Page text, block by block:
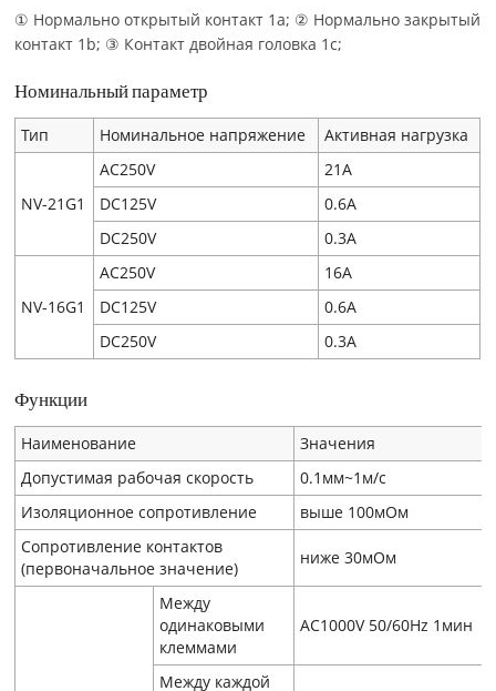
① Нормально открытый контакт 1a; ② Нормально закрытый
контакт 1b; ③ Контакт двойная головка 1c;
Номинальный параметр
Тип Номинальное напряжение Активная нагрузка
NV-21G1
AC250V
21A
DC125V
0.6A
DC250V
0.3A
NV-16G1
AC250V
16A
DC125V
0.6A
DC250V
0.3A
Функции
Наименование
Значения
Допустимая рабочая скорость
0.1мм~1м/с
Изоляционное сопротивление
выше 100мОм
Сопротивление контактов
(первоначальное значение)
ниже 30мОм
Между
одинаковыми
клеммами
AC1000V 50/60Hz 1мин
Между каждой